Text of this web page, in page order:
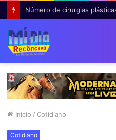
Início / Cotidiano
Cotidiano